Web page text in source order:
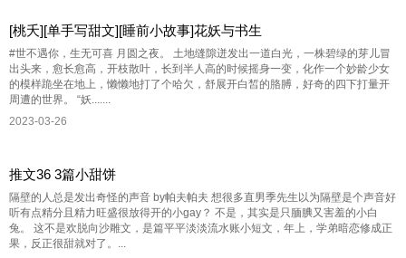
[桃夭][单手写甜文][睡前小故事]花妖与书生
#世不遇你，生无可喜 月圆之夜。 土地缝隙迸发出一道白光，一株碧绿的芽儿冒
出头来，愈长愈高，开枝散叶，长到半人高的时候摇身一变，化作一个妙龄少女
的模样跪坐在地上，懒懒地打了个哈欠，舒展开白皙的胳膊，好奇的四下打量开
周遭的世界。 “妖.......
2023-03-26
推文36 3篇小甜饼
隔壁的人总是发出奇怪的声音 by帕夫帕夫 想很多直男季先生以为隔壁是个声音好
听有点精分且精力旺盛很放得开的小gay？ 不是，其实是只腼腆又害羞的小白
兔。 这不是欢脱向沙雕文，是篇平平淡淡流水账小短文，年上，学弟暗恋修成正
果，反正很甜就对了。...